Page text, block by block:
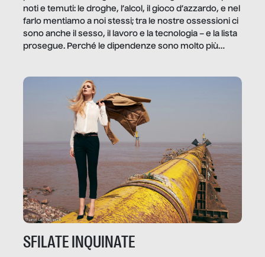
noti e temuti: le droghe, l’alcol, il gioco d’azzardo, e nel
farlo mentiamo a noi stessi; tra le nostre ossessioni ci
sono anche il sesso, il lavoro e la tecnologia – e la lista
prosegue. Perché le dipendenze sono molto più
trae un guadagno. In questo reportage vediamo
quale e come.
SFILATE INQUINATE